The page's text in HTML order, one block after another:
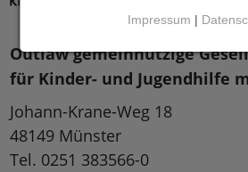
Outlaw gemeinnützige
für Kinder- und Jugendhilfe
Johann-Krane-Weg 18
48149 Münster
Tel. 0251 383566-0
Impressum |